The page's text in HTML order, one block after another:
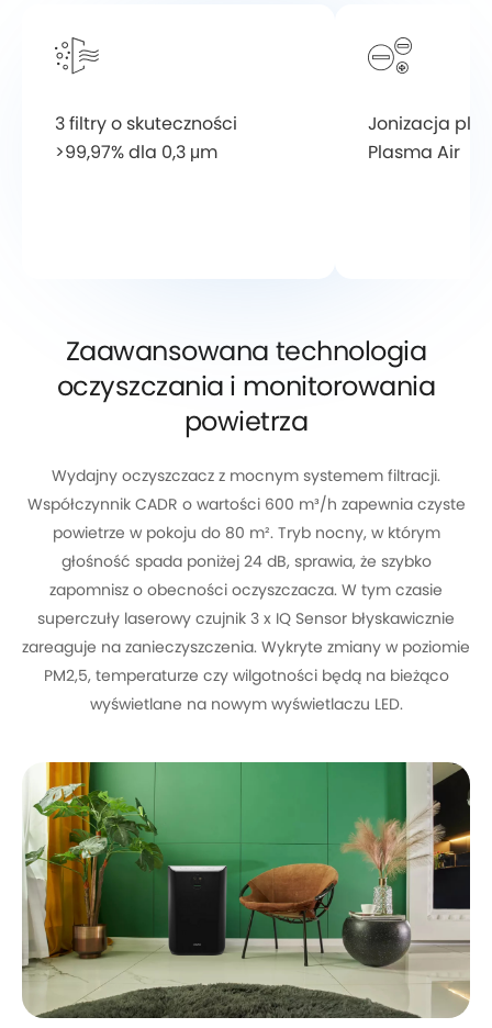
3 filtry o skuteczności
>99,97% dla 0,3 μm
Jonizacja
Plasma Air
Zaawansowana technologia
oczyszczania i monitorowania
powietrza
Wydajny oczyszczacz z mocnym systemem filtracji.
Współczynnik CADR o wartości 600 m³/h zapewnia czyste
powietrze w pokoju do 80 m². Tryb nocny, w którym
głośność spada poniżej 24 dB, sprawia, że szybko
zapomnisz o obecności oczyszczacza. W tym czasie
superczuły laserowy czujnik 3 x IQ Sensor błyskawicznie
zareaguje na zanieczyszczenia. Wykryte zmiany w poziomie
PM2,5, temperaturze czy wilgotności będą na bieżąco
wyświetlane na nowym wyświetlaczu LED.